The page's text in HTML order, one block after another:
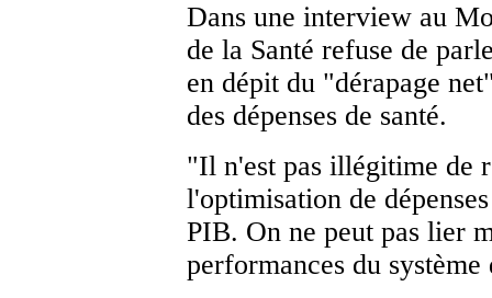
Dans une interview au
de la Santé refuse de
en dépit du "dérapage
des dépenses de santé.
"Il n'est pas illégitime de
l'optimisation de
PIB. On ne peut pas lier
performances du